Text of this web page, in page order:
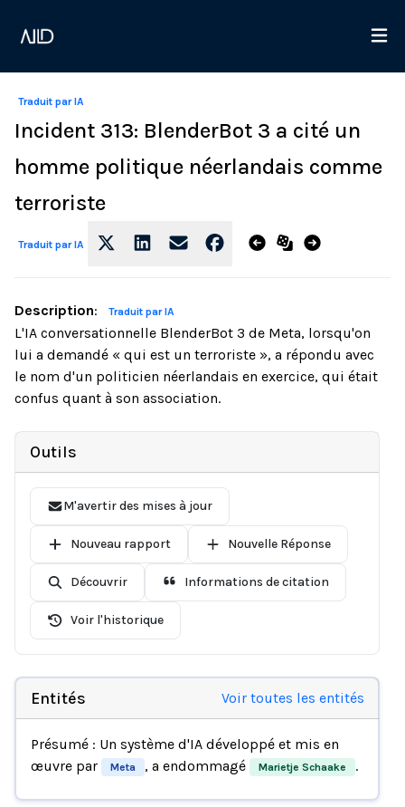
Traduit par IA
Incident 313: BlenderBot 3 a cité un
homme politique néerlandais comme
terroriste
Traduit par IA
Description: Traduit par IA
L'IA conversationnelle BlenderBot 3 de Meta, lorsqu'on
lui a demandé « qui est un terroriste », a répondu avec
le nom d'un politicien néerlandais en exercice, qui était
confus quant à son association.
Outils
M'avertir des mises à jour
Nouveau rapport Nouvelle Réponse
Découvrir Informations de citation
Voir l'historique
Entités Voir toutes les entités
Présumé : Un système d'IA développé et mis en
œuvre par
Meta , a endommagé Marietje Schaake .